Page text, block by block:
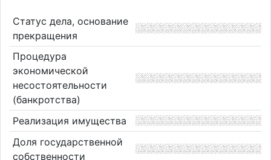
Статус дела, основание
прекращения
Процедура
экономической
несостоятельности
(банкротства)
Реализация имущества
Доля государственной
собственности